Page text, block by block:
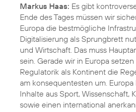
Markus Haas: Es gibt
Ende des Tages müssen wir
Europa die bestmögliche
Digitalisierung als Sprungbrett
und Wirtschaft. Das muss
sein. Gerade wir in Europa
Regulatorik als Kontinent die
am konsequentesten um.
Inhalte aus Sport, Wissenschaft,
sowie einen international